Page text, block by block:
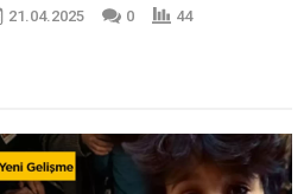
21.04.2025 0
44